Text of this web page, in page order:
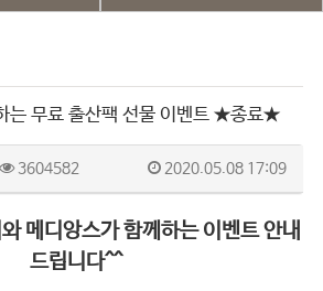
는 무료 출산팩 선물 이벤트 ★종료★
3604582 2020.05.08 17:09
메디앙스가 함께하는 이벤트 안내
드립니다^^